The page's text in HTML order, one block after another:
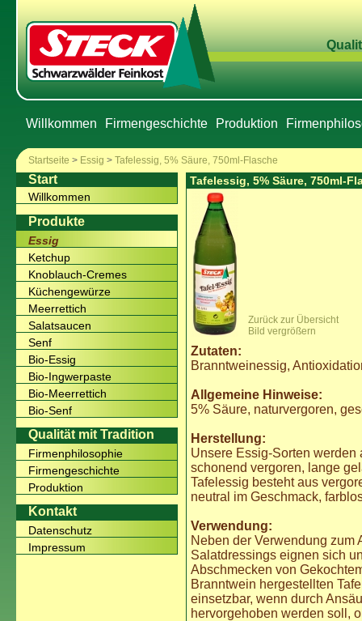
Willkommen Firmengeschichte Produktion
Startseite > Essig > Tafelessig, 5% Säure, 750ml-Flasche
Start
Willkommen
Produkte
Essig
Ketchup
Knoblauch-Cremes
Küchengewürze
Meerrettich
Salatsaucen
Senf
Bio-Essig
Bio-Ingwerpaste
Bio-Meerrettich
Bio-Senf
Qualität mit Tradition
Firmenphilosophie
Firmengeschichte
Produktion
Kontakt
Datenschutz
Impressum
Tafelessig, 5% Säure, 750ml-
Zurück zur Übersicht
Bild vergrößern
Zutaten:
Branntweinessig,
Allgemeine Hinweise:
5% Säure, naturvergoren,
Herstellung:
Unsere Essig-Sorten
schonend vergoren, lange
Tafelessig besteht aus
neutral im Geschmack,
Verwendung:
Neben der Verwendung zum
Salatdressings eignen sich
Abschmecken von
Branntwein hergestellten
einsetzbar, wenn durch
hervorgehoben werden soll,